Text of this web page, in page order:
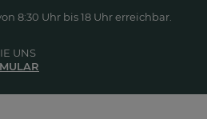
8:30 Uhr bis 18 Uhr erreichbar.
UNS